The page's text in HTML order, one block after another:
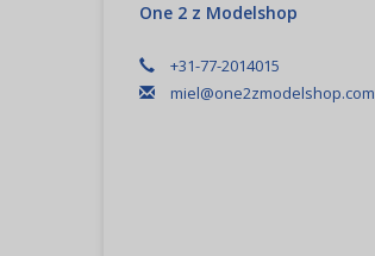
One 2 z Modelshop
+31-77-2014015
miel@one2zmodelshop.com